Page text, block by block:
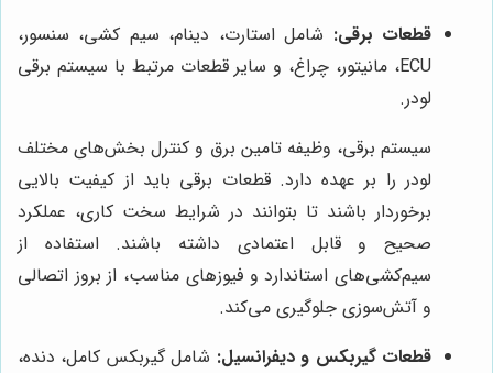
قطعات برقی: شامل استارت، دینام، سیم کشی، سنسور،
ECU، مانیتور، چراغ، و سایر قطعات مرتبط با سیستم برقی
لودر.
سیستم برقی، وظیفه تامین برق و کنترل بخش‌های مختلف
لودر را بر عهده دارد. قطعات برقی باید از کیفیت بالایی
برخوردار باشند تا بتوانند در شرایط سخت کاری، عملکرد
صحیح و قابل اعتمادی داشته باشند. استفاده از
سیم‌کشی‌های استاندارد و فیوزهای مناسب، از بروز اتصالی
و آتش‌سوزی جلوگیری می‌کند.
قطعات گیربکس و دیفرانسیل: شامل گیربکس کامل، دنده،